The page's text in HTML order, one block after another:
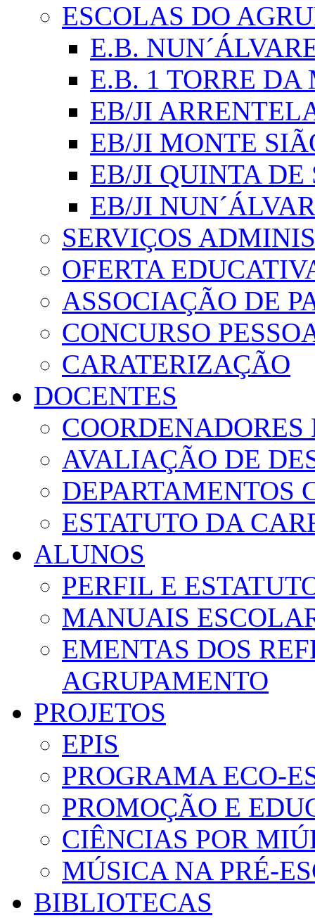
ESCOLAS DO
E.B.
E.B. 1 TORRE
EB/JI
EB/JI MONTE
EB/JI QUINTA DE
EB/JI
SERVIÇOS
OFERTA
ASSOCIAÇÃO DE
CONCURSO
CARATERIZAÇÃO
DOCENTES
AVALIAÇÃO DE
DEPARTAMENTOS
ESTATUTO DA
ALUNOS
PERFIL E
MANUAIS
EMENTAS DOS
AGRUPAMENTO
PROJETOS
EPIS
PROGRAMA ECO-
PROMOÇÃO E
CIÊNCIAS POR
MÚSICA NA PRÉ-
BIBLIOTECAS